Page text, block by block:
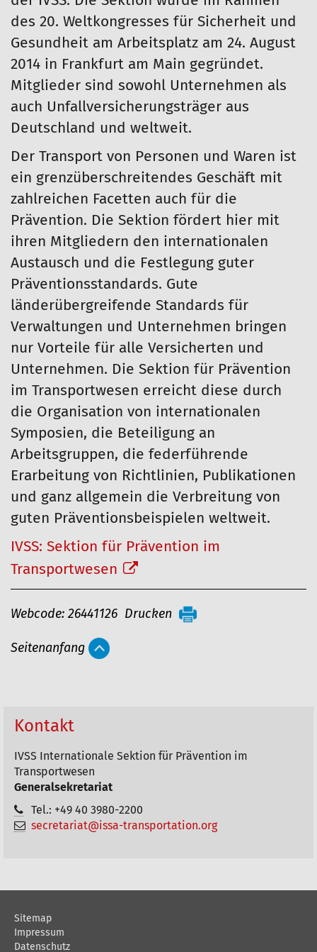
des 20. Weltkongresses für Sicherheit und
Gesundheit am Arbeitsplatz am 24. August
2014 in Frankfurt am Main gegründet.
Mitglieder sind sowohl Unternehmen als
auch Unfallversicherungsträger aus
Deutschland und weltweit.
Der Transport von Personen und Waren ist
ein grenzüberschreitendes Geschäft mit
zahlreichen Facetten auch für die
Prävention. Die Sektion fördert hier mit
ihren Mitgliedern den internationalen
Austausch und die Festlegung guter
Präventionsstandards. Gute
länderübergreifende Standards für
Verwaltungen und Unternehmen bringen
nur Vorteile für alle Versicherten und
Unternehmen. Die Sektion für Prävention
im Transportwesen erreicht diese durch
die Organisation von internationalen
Symposien, die Beteiligung an
Arbeitsgruppen, die federführende
Erarbeitung von Richtlinien, Publikationen
und ganz allgemein die Verbreitung von
guten Präventionsbeispielen weltweit.
IVSS: Sektion für Prävention im
Transportwesen
A
t
e
a
k
t
e
n
Webcode: 26441126 Drucken
Seitenanfang
Kontakt
IVSS Internationale Sektion für Prävention im
Transportwesen
Generalsekretariat
Tel.: +49 40 3980-2200
secretariat@issa-transportation.org
Sitemap
Impressum
Datenschutz